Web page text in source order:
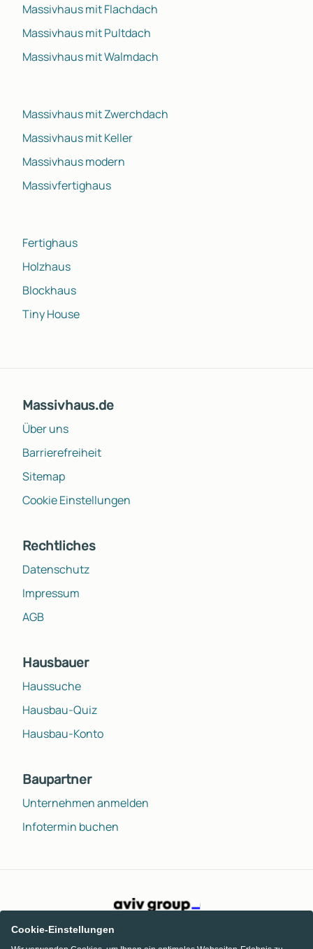
Massivhaus mit Flachdach
Massivhaus mit Pultdach
Massivhaus mit Walmdach
Massivhaus mit Zwerchdach
Massivhaus mit Keller
Massivhaus modern
Massivfertighaus
Fertighaus
Holzhaus
Blockhaus
Tiny House
Massivhaus.de
Über uns
Barrierefreiheit
Sitemap
Cookie Einstellungen
Rechtliches
Datenschutz
Impressum
AGB
Hausbauer
Haussuche
Hausbau-Quiz
Hausbau-Konto
Baupartner
Unternehmen anmelden
Infotermin buchen
Cookie-Einstellungen